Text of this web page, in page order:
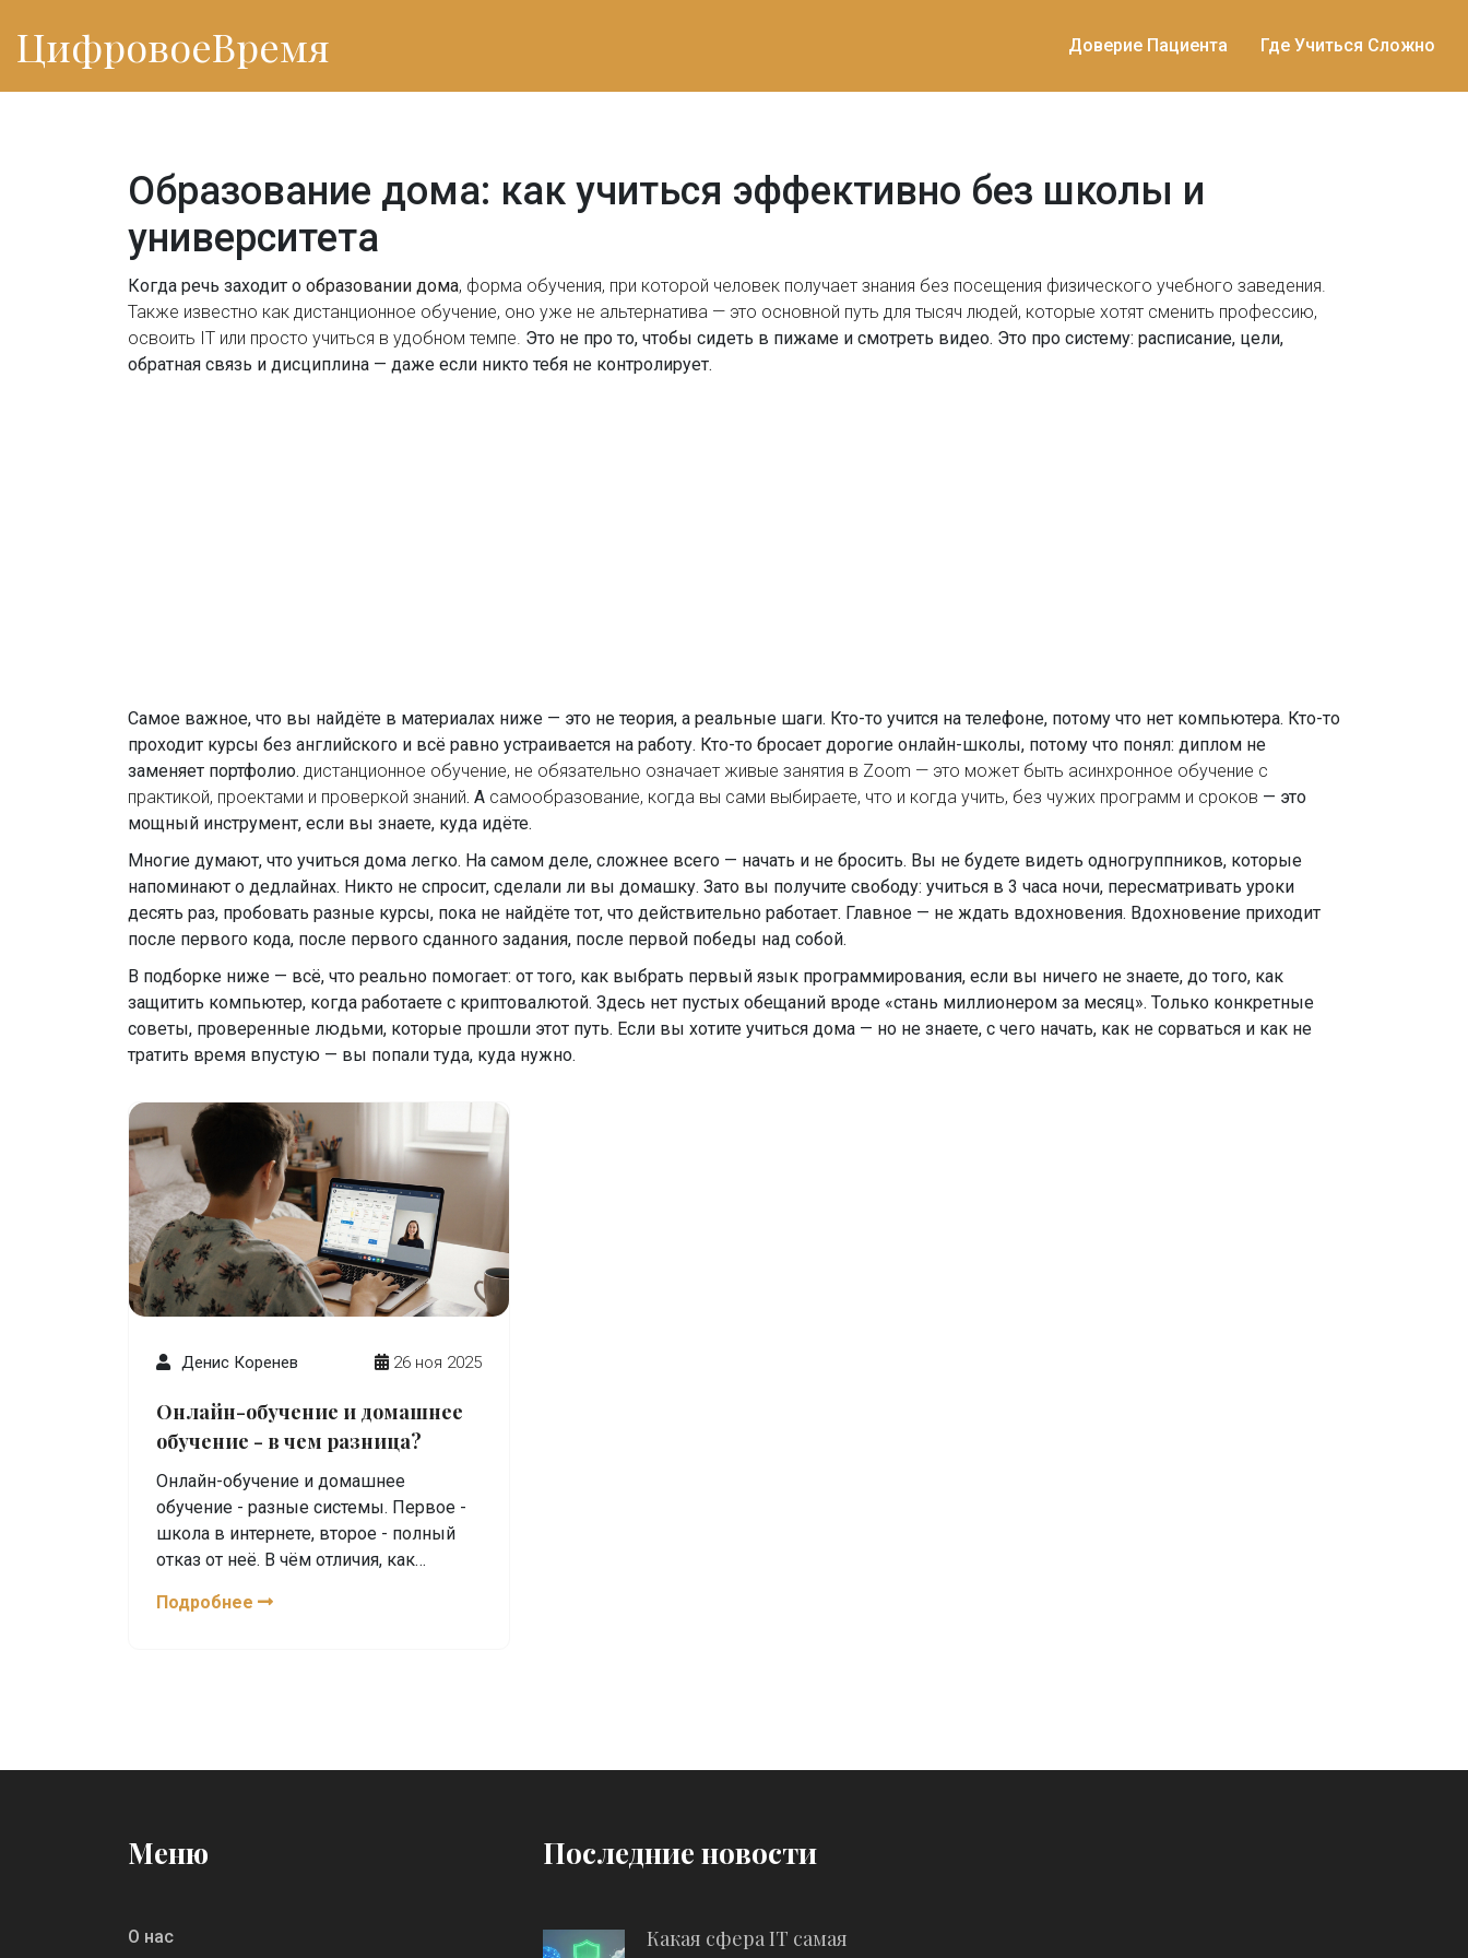
ЦифровоеВремя Доверие Пациента Где Учиться Сложно
Образование дома: как учиться эффективно без школы и
университета
Когда речь заходит о образовании дома, форма обучения, при которой человек получает знания без посещения физического учебного заведения.
Также известно как дистанционное обучение, оно уже не альтернатива — это основной путь для тысяч людей, которые хотят сменить профессию,
освоить IT или просто учиться в удобном темпе. Это не про то, чтобы сидеть в пижаме и смотреть видео. Это про систему: расписание, цели,
обратная связь и дисциплина — даже если никто тебя не контролирует.
Самое важное, что вы найдёте в материалах ниже — это не теория, а реальные шаги. Кто-то учится на телефоне, потому что нет компьютера. Кто-то
проходит курсы без английского и всё равно устраивается на работу. Кто-то бросает дорогие онлайн-школы, потому что понял: диплом не
заменяет портфолио. дистанционное обучение, не обязательно означает живые занятия в Zoom — это может быть асинхронное обучение с
практикой, проектами и проверкой знаний. А самообразование, когда вы сами выбираете, что и когда учить, без чужих программ и сроков — это
мощный инструмент, если вы знаете, куда идёте.
Многие думают, что учиться дома легко. На самом деле, сложнее всего — начать и не бросить. Вы не будете видеть одногруппников, которые
напоминают о дедлайнах. Никто не спросит, сделали ли вы домашку. Зато вы получите свободу: учиться в 3 часа ночи, пересматривать уроки
десять раз, пробовать разные курсы, пока не найдёте тот, что действительно работает. Главное — не ждать вдохновения. Вдохновение приходит
после первого кода, после первого сданного задания, после первой победы над собой.
В подборке ниже — всё, что реально помогает: от того, как выбрать первый язык программирования, если вы ничего не знаете, до того, как
защитить компьютер, когда работаете с криптовалютой. Здесь нет пустых обещаний вроде «стань миллионером за месяц». Только конкретные
советы, проверенные людьми, которые прошли этот путь. Если вы хотите учиться дома — но не знаете, с чего начать, как не сорваться и как не
тратить время впустую — вы попали туда, куда нужно.
Денис Коренев 26 ноя 2025
Онлайн-обучение и домашнее
обучение - в чем разница?
Онлайн-обучение и домашнее
обучение - разные системы. Первое -
школа в интернете, второе - полный
отказ от неё. В чём отличия, как
решением.
Подробнее
Меню
О нас
Последние новости
Какая сфера IT самая